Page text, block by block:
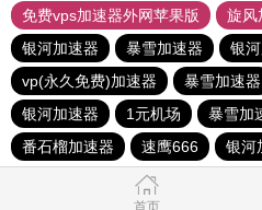
免费vps加速器外网苹果版
旋风
银河加速器
暴雪加速器 银
vp(永久免费)加速器
暴雪加速器
银河加速器
1元机场 暴雪加
番石榴加速器
速鹰666 银河
首页